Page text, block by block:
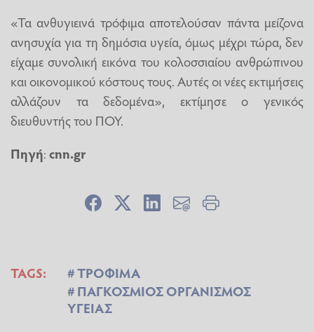
«Τα ανθυγιεινά τρόφιμα αποτελούσαν πάντα μείζονα
ανησυχία για τη δημόσια υγεία, όμως μέχρι τώρα, δεν
είχαμε συνολική εικόνα του κολοσσιαίου ανθρώπινου
και οικονομικού κόστους τους. Αυτές οι νέες εκτιμήσεις
αλλάζουν τα δεδομένα», εκτίμησε ο γενικός
διευθυντής του ΠΟΥ.
Πηγή:cnn.gr
TAGS:
ΤΡΟΦΙΜΑ
ΠΑΓΚΟΣΜΙΟΣ ΟΡΓΑΝΙΣΜΟΣ
ΥΓΕΙΑΣ